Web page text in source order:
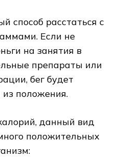
способ расстаться с
Если не
на занятия в
препараты или
бег будет
положения.
данный вид
положительных